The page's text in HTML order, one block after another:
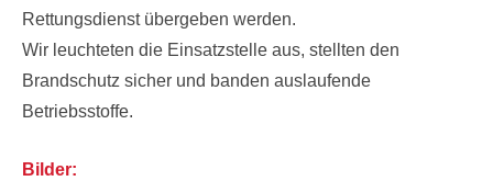
Rettungsdienst übergeben werden.
Wir leuchteten die Einsatzstelle aus, stellten den
Brandschutz sicher und banden auslaufende
Betriebsstoffe.
Bilder: